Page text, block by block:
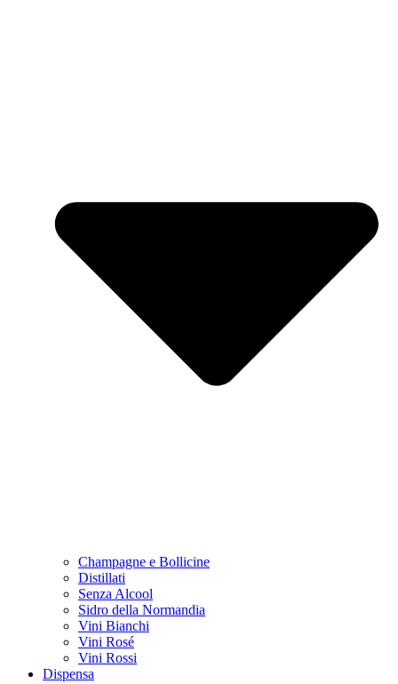
Champagne e Bollicine
Distillati
Senza Alcool
Sidro della Normandia
Vini Bianchi
Vini Rosé
Vini Rossi
Dispensa